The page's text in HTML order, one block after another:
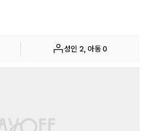
성인 2, 아동 0